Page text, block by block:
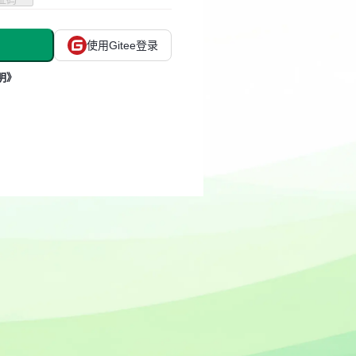
使用Gitee登录
》